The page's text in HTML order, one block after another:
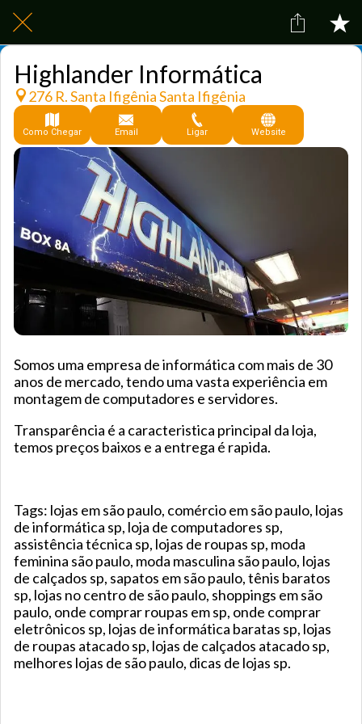
Highlander Informática
276 R. Santa Ifigênia Santa Ifigênia
Como Chegar Email Ligar Website
Somos uma empresa de informática com mais de 30
anos de mercado, tendo uma vasta experiência em
montagem de computadores e servidores.
Transparência é a caracteristica principal da loja,
temos preços baixos e a entrega é rapida.
Tags: lojas em são paulo, comércio em são paulo, lojas
de informática sp, loja de computadores sp,
assistência técnica sp, lojas de roupas sp, moda
feminina são paulo, moda masculina são paulo, lojas
de calçados sp, sapatos em são paulo, tênis baratos
sp, lojas no centro de são paulo, shoppings em são
paulo, onde comprar roupas em sp, onde comprar
eletrônicos sp, lojas de informática baratas sp, lojas
de roupas atacado sp, lojas de calçados atacado sp,
melhores lojas de são paulo, dicas de lojas sp.